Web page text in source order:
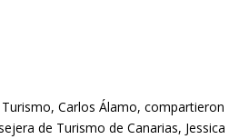
Carlos Álamo, compartieron
de Turismo de Canarias, Jessica